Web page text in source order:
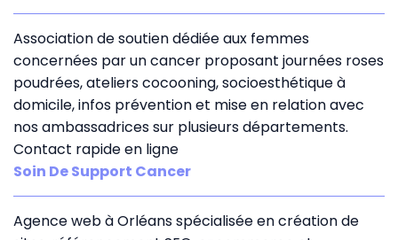
Association de soutien dédiée aux femmes
concernées par un cancer proposant journées roses
poudrées, ateliers cocooning, socioesthétique à
domicile, infos prévention et mise en relation avec
nos ambassadrices sur plusieurs départements.
Contact rapide en ligne
Soin De Support Cancer
Agence web à Orléans spécialisée en création de